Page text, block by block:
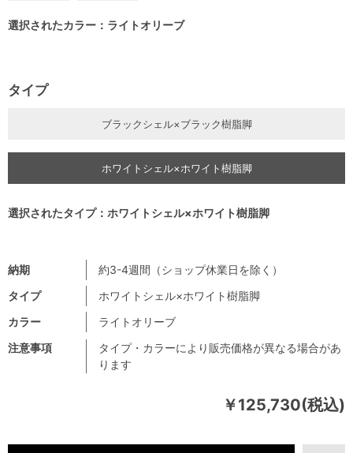
￥125,730(税込)
注意事項
タイプ・カラーにより販売価格が異なる場合があ
ります
納期
約3-4週間（ショップ休業日を除く）
タイプ
ホワイトシェル×ホワイト樹脂脚
カラー
ライトオリーブ
選択されたカラー：ライトオリーブ
タイプ
ブラックシェル×ブラック樹脂脚
ホワイトシェル×ホワイト樹脂脚
選択されたタイプ：ホワイトシェル×ホワイト樹脂脚